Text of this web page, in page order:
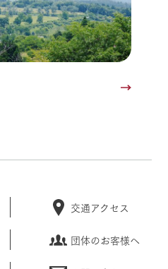
交通アクセス
団体のお客様へ